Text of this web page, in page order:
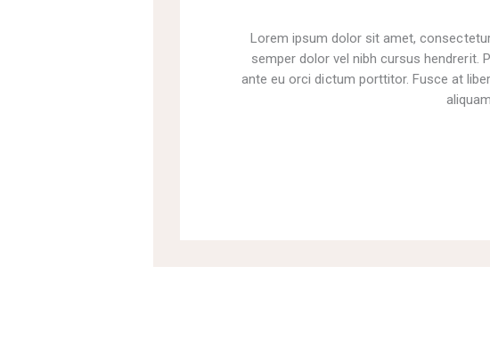
Lorem ipsum dolor sit amet,
semper dolor vel nibh cursus hendrerit.
ante eu orci dictum porttitor. Fusce at